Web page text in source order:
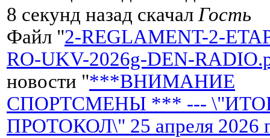
8 секунд назад скачал Гость
Файл "2-REGLAMENT-2-
RO-UKV-2026g-DEN-
новости "***ВНИМАНИЕ
СПОРТСМЕНЫ *** ---
ПРОТОКОЛ\" 25 апреля 2026